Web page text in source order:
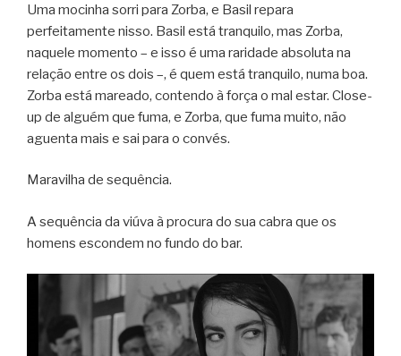
Uma mocinha sorri para Zorba, e Basil repara
perfeitamente nisso. Basil está tranquilo, mas Zorba,
naquele momento – e isso é uma raridade absoluta na
relação entre os dois –, é quem está tranquilo, numa boa.
Zorba está mareado, contendo à força o mal estar. Close-
up de alguém que fuma, e Zorba, que fuma muito, não
aguenta mais e sai para o convés.
Maravilha de sequência.
A sequência da viúva à procura do sua cabra que os
homens escondem no fundo do bar.